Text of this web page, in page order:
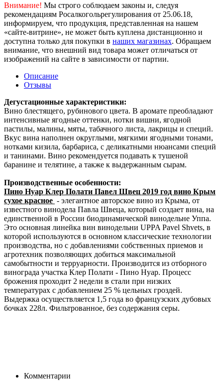
Внимание! Мы строго соблюдаем законы и, следуя
рекомендациям Росалкогольрегулирования от 25.06.18,
информируем, что продукция, представленная на нашем
«сайте-витрине», не может быть куплена дистанционно и
доступна только для покупки в наших магазинах. Обращаем
внимание, что внешний вид товара может отличаться от
изображений на сайте в зависимости от партии.
Описание
Отзывы
Дегустационные характеристики:
Вино блестящего, рубинового цвета. В аромате преобладают
интенсивные ягодные оттенки, нотки вишни, ягодной
пастилы, малины, мяты, табачного листа, лакрицы и специй.
Вкус вина наполнен округлыми, мягкими ягодными тонами,
нотками кизила, барбариса, с деликатными нюансами специй
и танинами. Вино рекомендуется подавать к тушеной
баранине и телятине, а также к выдержанным сырам.
Производственные особенности:
Пино Нуар Клер Полати Павел Швец 2019 год вино Крым
сухое красное - элегантное авторское вино из Крыма, от
известного винодела Павла Швеца, который создает вина, на
единственной в России биодинамической винодельне Уппа.
Это основная линейка вин винодельни UPPA Pavel Shvets, в
которой используются в основном классические технологии
производства, но с добавлениями собственных приемов и
агротехник позволяющих добиться максимальной
самобытности и терруарности. Производится из отборного
винограда участка Клер Полати - Пино Нуар. Процесс
брожения проходит 2 недели в стали при низких
температурах с добавлением 25 % цельных гроздей.
Выдержка осуществляется 1,5 года во французских дубовых
бочках 228л. Фильтрованное, без содержания серы.
Комментарии